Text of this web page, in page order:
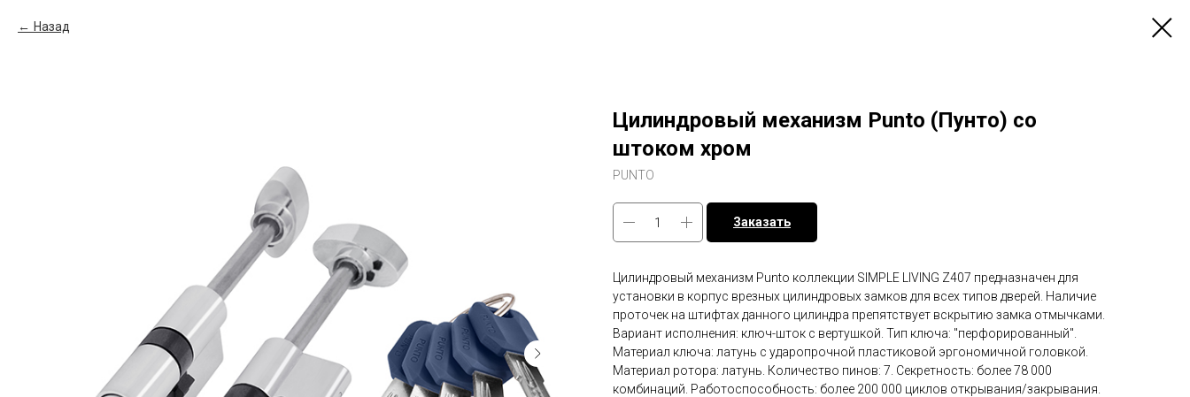
Назад
Цилиндровый механизм Punto (Пунто) со
штоком хром
PUNTO
Заказать
Цилиндровый механизм Punto коллекции SIMPLE LIVING Z407 предназначен для
установки в корпус врезных цилиндровых замков для всех типов дверей. Наличие
проточек на штифтах данного цилиндра препятствует вскрытию замка отмычками.
Вариант исполнения: ключ-шток с вертушкой. Тип ключа: "перфорированный".
Материал ключа: латунь с ударопрочной пластиковой эргономичной головкой.
Материал ротора: латунь. Количество пинов: 7. Секретность: более 78 000
комбинаций. Работоспособность: более 200 000 циклов открывания/закрывания.